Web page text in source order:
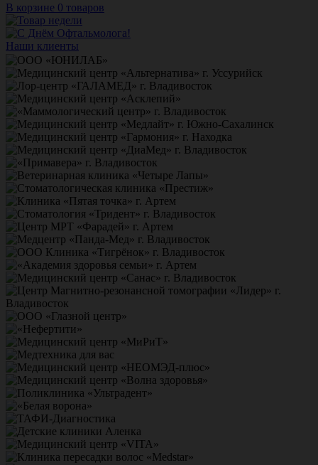
В корзине 0 товаров
Наши клиенты